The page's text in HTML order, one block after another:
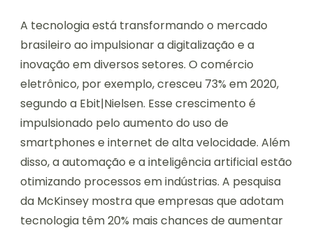
A tecnologia está transformando o mercado
brasileiro ao impulsionar a digitalização e a
inovação em diversos setores. O comércio
eletrônico, por exemplo, cresceu 73% em 2020,
segundo a Ebit|Nielsen. Esse crescimento é
impulsionado pelo aumento do uso de
smartphones e internet de alta velocidade. Além
disso, a automação e a inteligência artificial estão
otimizando processos em indústrias. A pesquisa
da McKinsey mostra que empresas que adotam
tecnologia têm 20% mais chances de aumentar